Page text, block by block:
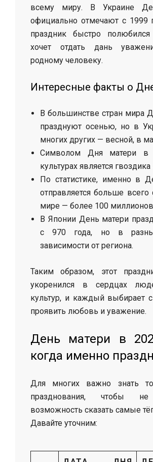
всему миру. В Украине
официально отмечают с 1999
праздник быстро
хочет отдать дань
родному человеку.
Интересные факты о
В большинстве стран мира
празднуют осенью, но в
многих других — весной, в
Символом Дня матери в
культурах является гвоздика
По статистике, именно в
отправляется больше всего
мире — более 100
В Японии День матери
с 970 года, но в
зависимости от региона.
Таким образом, этот
укоренился в сердцах
культур, и каждый выбирает
проявить любовь и уважение.
День матери в
когда именно
Для многих важно знать
празднования, чтобы не
возможность сказать самые
Давайте уточним: